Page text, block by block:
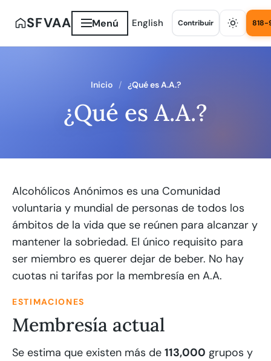
SFVAA Menú English Contribuir 818-
Inicio ¿Qué es A.A.?
¿Qué es A.A.?
Alcohólicos Anónimos es una Comunidad
voluntaria y mundial de personas de todos los
ámbitos de la vida que se reúnen para alcanzar y
mantener la sobriedad. El único requisito para
ser miembro es querer dejar de beber. No hay
cuotas ni tarifas por la membresía en A.A.
ESTIMACIONES
Membresía actual
Se estima que existen más de 113,000 grupos y